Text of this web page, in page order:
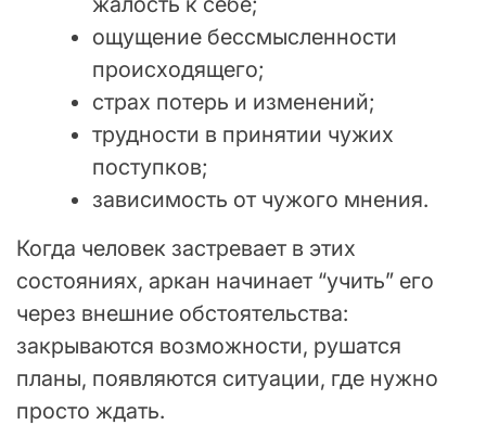
ощущение бессмысленности
происходящего;
страх потерь и изменений;
трудности в принятии чужих
поступков;
зависимость от чужого мнения.
Когда человек застревает в этих
состояниях, аркан начинает “учить” его
через внешние обстоятельства:
закрываются возможности, рушатся
планы, появляются ситуации, где нужно
просто ждать.